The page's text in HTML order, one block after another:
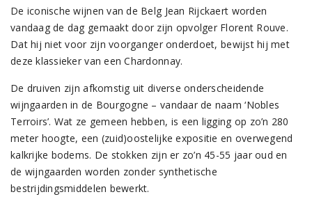
De iconische wijnen van de Belg Jean Rijckaert worden
vandaag de dag gemaakt door zijn opvolger Florent Rouve.
Dat hij niet voor zijn voorganger onderdoet, bewijst hij met
deze klassieker van een Chardonnay.
De druiven zijn afkomstig uit diverse onderscheidende
wijngaarden in de Bourgogne – vandaar de naam ‘Nobles
Terroirs’. Wat ze gemeen hebben, is een ligging op zo’n 280
meter hoogte, een (zuid)oostelijke expositie en overwegend
kalkrijke bodems. De stokken zijn er zo’n 45-55 jaar oud en
de wijngaarden worden zonder synthetische
bestrijdingsmiddelen bewerkt.